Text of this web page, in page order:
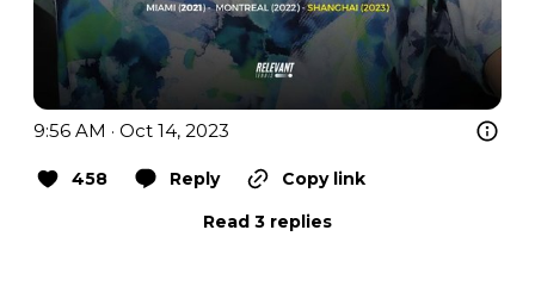
9:56 AM · Oct 14, 2023
458 Reply
Copy link
Read 3 replies